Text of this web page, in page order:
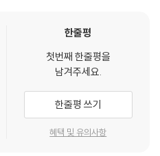
한줄평
첫번째 한줄평을
남겨주세요.
한줄평 쓰기
혜택 및 유의사항